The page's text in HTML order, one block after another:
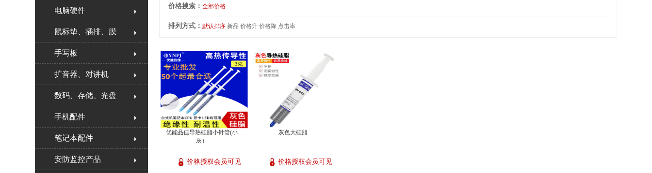
电脑硬件
鼠标垫、插排、膜
手写板
扩音器、对讲机
数码、存储、光盘
手机配件
笔记本配件
安防监控产品
价格搜索： 全部价格
排列方式： 默认排序 新品 价格升 价格降 点击率
优能品佳导热硅脂小针管(小
灰）
价格授权会员可见
灰色大硅脂
价格授权会员可见